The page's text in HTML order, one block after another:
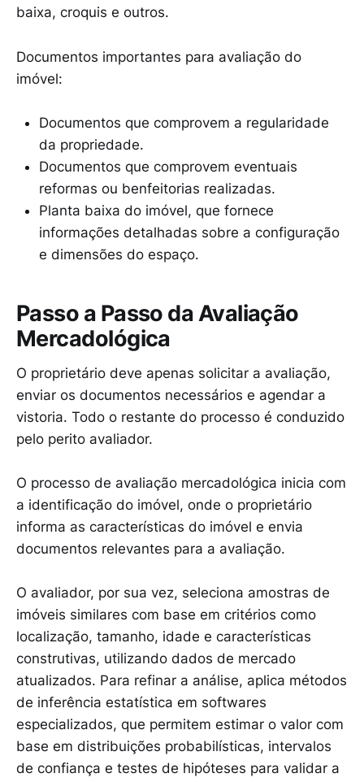
baixa, croquis e outros.
Documentos importantes para avaliação do
imóvel:
Documentos que comprovem a regularidade
da propriedade.
Documentos que comprovem eventuais
reformas ou benfeitorias realizadas.
Planta baixa do imóvel, que fornece
informações detalhadas sobre a configuração
e dimensões do espaço.
Passo a Passo da Avaliação
Mercadológica
O proprietário deve apenas solicitar a avaliação,
enviar os documentos necessários e agendar a
vistoria. Todo o restante do processo é conduzido
pelo perito avaliador.
O processo de avaliação mercadológica inicia com
a identificação do imóvel, onde o proprietário
informa as características do imóvel e envia
documentos relevantes para a avaliação.
O avaliador, por sua vez, seleciona amostras de
imóveis similares com base em critérios como
localização, tamanho, idade e características
construtivas, utilizando dados de mercado
atualizados. Para refinar a análise, aplica métodos
de inferência estatística em softwares
especializados, que permitem estimar o valor com
base em distribuições probabilísticas, intervalos
de confiança e testes de hipóteses para validar a